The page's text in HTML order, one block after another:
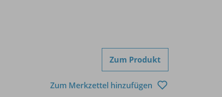
Zum Produkt
Zum Merkzettel hinzufügen